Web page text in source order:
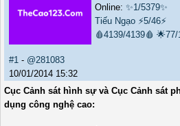
Online: ✨1/5379✨
Tiếu Ngạo ⚡5/46⚡
🩸4139/4139🩸 🌟77/
#1 - @281083
10/01/2014 15:32
Cục Cảnh sát hình sự và Cục Cảnh sát
dụng công nghệ cao: